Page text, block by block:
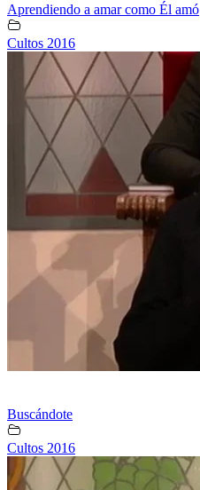
Aprendiendo a amar como Él amó
Cultos 2016
Buscándote
Cultos 2016